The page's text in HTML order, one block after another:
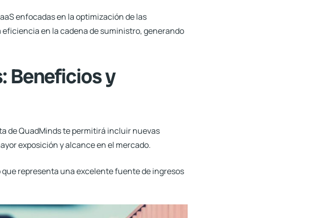
enfocadas en la optimización de las
en la cadena de suministro, generando
Beneficios y
deQuadMindste permitirá incluir nuevas
exposición y alcance en el mercado.
representa una excelente fuente de ingresos